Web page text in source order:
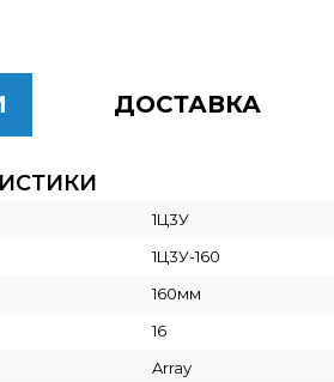
ДОСТАВКА
1Ц3У
1Ц3У-160
160мм
16
Array